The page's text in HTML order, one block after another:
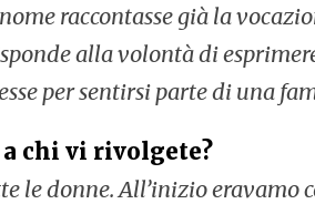
raccontasse già la
alla volontà di
per sentirsi parte di una
chi vi rivolgete?
le donne. All’inizio eravamo